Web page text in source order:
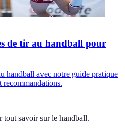
de tir au handball pour
handball avec notre guide pratique
recommandations.
tout savoir sur le handball.